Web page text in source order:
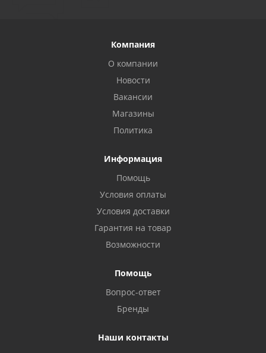
Компания
О компании
Новости
Вакансии
Магазины
Политика
Информация
Помощь
Условия оплаты
Условия доставки
Гарантия на товар
Возможности
Помощь
Вопрос-ответ
Бренды
Наши контакты